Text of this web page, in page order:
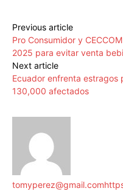
Previous article
Pro Consumidor y
2025 para evitar venta
Next article
Ecuador enfrenta estragos
130,000 afectados
tomyperez@gmail.com